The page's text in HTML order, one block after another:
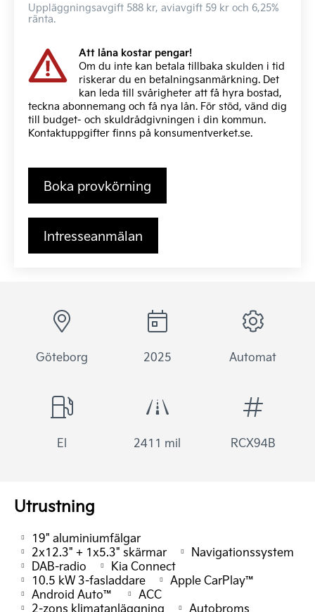
Uppläggningsavgift 588 kr, aviavgift 59 kr och 6,25%
ränta.
Att låna kostar pengar!
Om du inte kan betala tillbaka skulden i tid
riskerar du en betalningsanmärkning. Det
kan leda till svårigheter att få hyra bostad,
teckna abonnemang och få nya lån. För stöd, vänd dig
till budget- och skuldrådgivningen i din kommun.
Kontaktuppgifter finns på konsumentverket.se.
Boka provkörning
Intresseanmälan
Göteborg 2025 Automat
El 2411 mil RCX94B
Utrustning
19" aluminiumfälgar
2x12.3" + 1x5.3" skärmar
Navigationssystem
DAB-radio
Kia Connect
10.5 kW 3-fasladdare
Apple CarPlay™
Android Auto™
ACC
2-zons klimatanläggning
Autobroms